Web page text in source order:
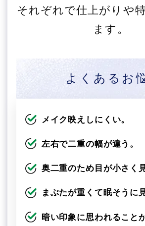
それぞれで仕上がりや
ます。
よくあるお
メイク映えしにくい。
左右で二重の幅が違う。
奥二重のため目が小さく
まぶたが重くて眠そうに
暗い印象に思われること